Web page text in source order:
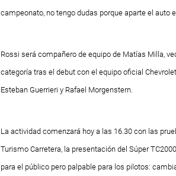
campeonato, no tengo dudas porque aparte el auto
Rossi será compañero de equipo de Matías Milla,
categoría tras el debut con el equipo oficial
Esteban Guerrieri y Rafael Morgenstern.
La actividad comenzará hoy a las 16.30 con las
Turismo Carretera, la presentación del Súper
para el público pero palpable para los pilotos: